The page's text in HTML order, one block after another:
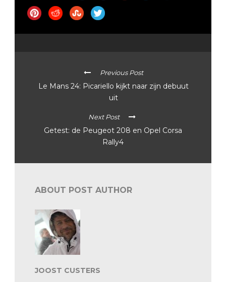
Previous Post
Le Mans 24: Picariello kijkt naar zijn debuut
uit
Next Post
Getest: de Peugeot 208 en Opel Corsa
Rally4
ABOUT POST AUTHOR
JOOST CUSTERS